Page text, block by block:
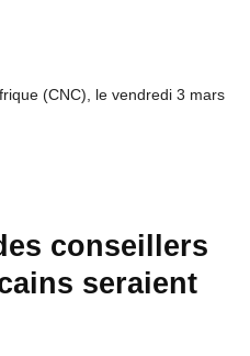
(CNC), le vendredi 3 mars
conseillers
seraient